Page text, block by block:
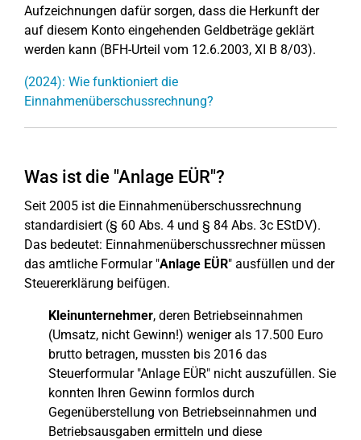
Aufzeichnungen dafür sorgen, dass die Herkunft der
auf diesem Konto eingehenden Geldbeträge geklärt
werden kann (BFH-Urteil vom 12.6.2003, XI B 8/03).
(2024): Wie funktioniert die
Einnahmenüberschussrechnung?
Was ist die "Anlage EÜR"?
Seit 2005 ist die Einnahmenüberschussrechnung
standardisiert (§ 60 Abs. 4 und § 84 Abs. 3c EStDV).
Das bedeutet: Einnahmenüberschussrechner müssen
das amtliche Formular "Anlage EÜR" ausfüllen und der
Steuererklärung beifügen.
Kleinunternehmer, deren Betriebseinnahmen
(Umsatz, nicht Gewinn!) weniger als 17.500 Euro
brutto betragen, mussten bis 2016 das
Steuerformular "Anlage EÜR" nicht auszufüllen. Sie
konnten Ihren Gewinn formlos durch
Gegenüberstellung von Betriebseinnahmen und
Betriebsausgaben ermitteln und diese